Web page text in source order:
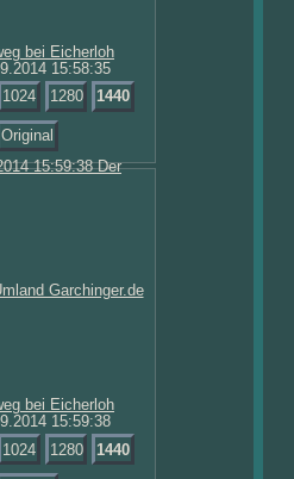
15:58:35
1024 1280 1440
Original
15:59:38
1024 1280 1440